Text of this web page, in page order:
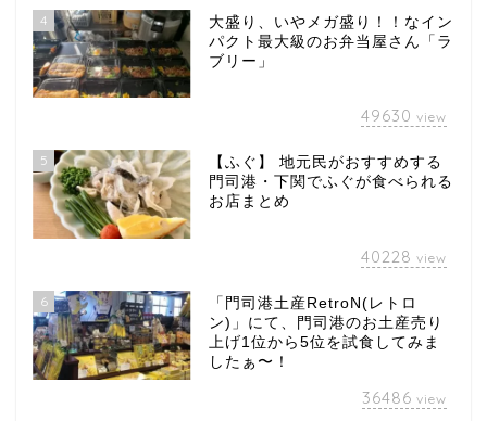
4
大盛り、いやメガ盛り！！なイン
パクト最大級のお弁当屋さん「ラ
ブリー」
49630 view
5
【ふぐ】 地元民がおすすめする
門司港・下関でふぐが食べられる
お店まとめ
40228 view
6
「門司港土産RetroN(レトロ
ン)」にて、門司港のお土産売り
上げ1位から5位を試食してみま
したぁ〜！
36486 view